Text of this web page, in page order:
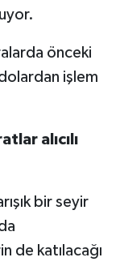
önceki
işlem
alıcılı
bir seyir
de katılacağı